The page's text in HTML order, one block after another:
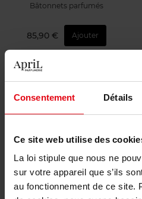
Consentement Détails
Ce site web utilise des
La loi stipule que nous ne
sur votre appareil que s’ils
au fonctionnement de ce site.
Bâtonnets parfumés
85,90 € Ajouter
ROSE ET MARIUS
Figuier